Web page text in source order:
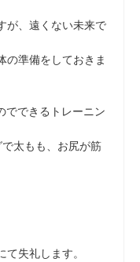
が、遠くない未来で
の準備をしておきま
でできるトレーニン
で太もも、お尻が筋
失礼します。